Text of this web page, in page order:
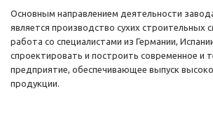
Основным направлением деятельности
является производство сухих строительных
работа со специалистами из Германии,
спроектировать и построить современное и
предприятие, обеспечивающее выпуск
продукции.